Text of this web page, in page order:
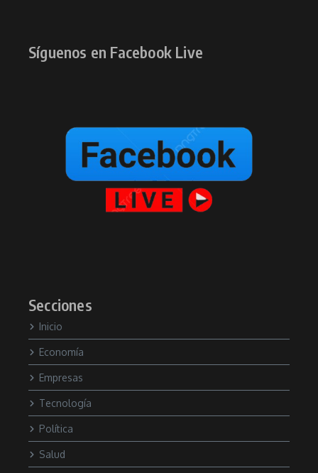
Síguenos en Facebook Live
Secciones
Inicio
Economía
Empresas
Tecnología
Política
Salud